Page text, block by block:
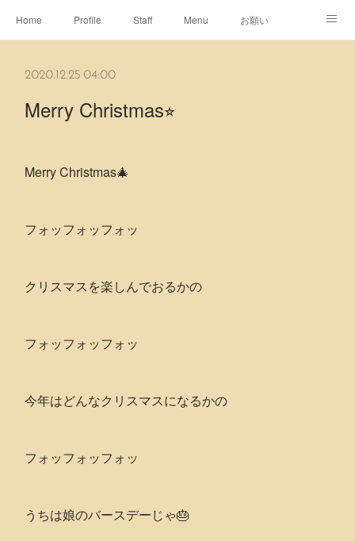
Home Profile Staff Menu お願い
2020.12.25 04:00
Merry Christmas⭐︎
Merry Christmas🎄
フォッフォッフォッ
クリスマスを楽しんでおるかの
フォッフォッフォッ
今年はどんなクリスマスになるかの
フォッフォッフォッ
うちは娘のバースデーじゃ🎂